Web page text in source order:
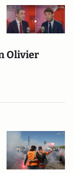
Olivier